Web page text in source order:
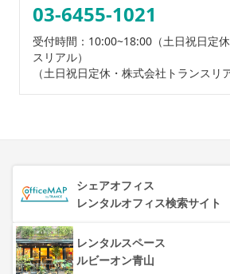
03-6455-1021
受付時間：10:00~18:00 （土日祝日定
スリアル）
（土日祝日定休・株式会社トランスリ
シェアオフィス
レンタルオフィス検索サイト
レンタルスペース
ルビーオン青山